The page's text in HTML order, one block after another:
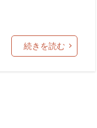
続きを読む